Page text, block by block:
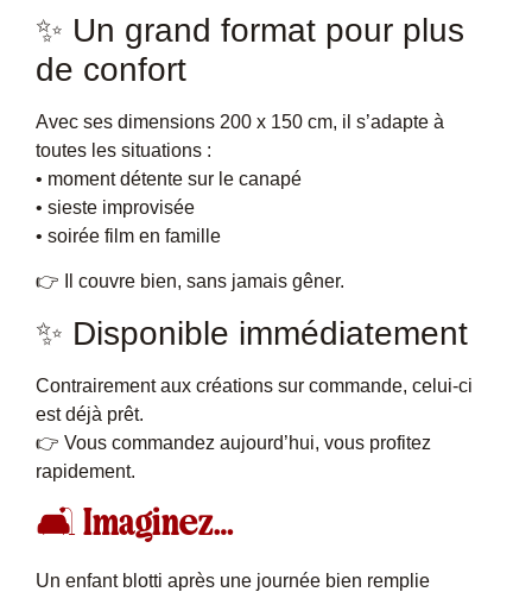
✨ Un grand format pour plus
de confort
Avec ses dimensions 200 x 150 cm, il s’adapte à
toutes les situations :
• moment détente sur le canapé
• sieste improvisée
• soirée film en famille
👉 Il couvre bien, sans jamais gêner.
✨ Disponible immédiatement
Contrairement aux créations sur commande, celui-ci
est déjà prêt.
👉 Vous commandez aujourd’hui, vous profitez
rapidement.
🛋 Imaginez…
Un enfant blotti après une journée bien remplie